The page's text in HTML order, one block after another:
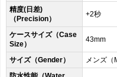
精度(日差)
（Precision）
+2秒
ケースサイズ（Case
Size）
43mm
サイズ（Gender）
メンズ（